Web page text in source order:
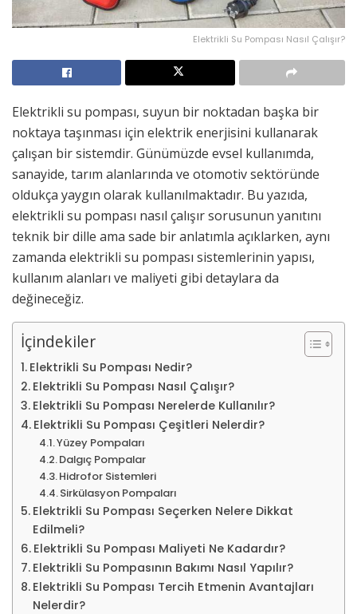
Elektrikli Su Pompası Nasıl Çalışır?
Elektrikli su pompası, suyun bir noktadan başka bir
noktaya taşınması için elektrik enerjisini kullanarak
çalışan bir sistemdir. Günümüzde evsel kullanımda,
sanayide, tarım alanlarında ve otomotiv sektöründe
oldukça yaygın olarak kullanılmaktadır. Bu yazıda,
elektrikli su pompası nasıl çalışır sorusunun yanıtını
teknik bir dille ama sade bir anlatımla açıklarken, aynı
zamanda elektrikli su pompası sistemlerinin yapısı,
kullanım alanları ve maliyeti gibi detaylara da
değineceğiz.
İçindekiler
Elektrikli Su Pompası Nedir?
Elektrikli Su Pompası Nasıl Çalışır?
Elektrikli Su Pompası Nerelerde Kullanılır?
Elektrikli Su Pompası Çeşitleri Nelerdir?
Yüzey Pompaları
Dalgıç Pompalar
Hidrofor Sistemleri
Sirkülasyon Pompaları
Elektrikli Su Pompası Seçerken Nelere Dikkat
Edilmeli?
Elektrikli Su Pompası Maliyeti Ne Kadardır?
Elektrikli Su Pompasının Bakımı Nasıl Yapılır?
Elektrikli Su Pompası Tercih Etmenin Avantajları
Nelerdir?